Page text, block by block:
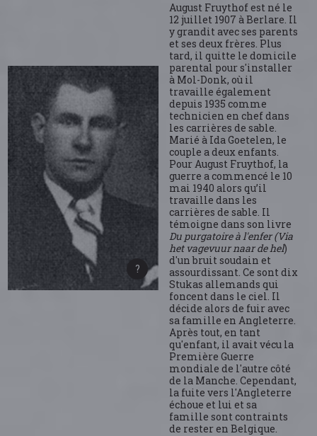
August Fruythof est né le
12 juillet 1907 à Berlare. Il
y grandit avec ses parents
et ses deux frères. Plus
tard, il quitte le domicile
parental pour s'installer
à Mol-Donk, où il
travaille également
depuis 1935 comme
technicien en chef dans
les carrières de sable.
Marié à Ida Goetelen, le
couple a deux enfants.
Pour August Fruythof, la
guerre a commencé le 10
mai 1940 alors qu’il
travaille dans les
carrières de sable. Il
témoigne dans son livre
Du purgatoire à l'enfer (Via
het vagevuur naar de hel)
d'un bruit soudain et
assourdissant. Ce sont dix
Stukas allemands qui
foncent dans le ciel. Il
décide alors de fuir avec
sa famille en Angleterre.
Après tout, en tant
qu'enfant, il avait vécu la
Première Guerre
mondiale de l'autre côté
de la Manche. Cependant,
la fuite vers l'Angleterre
échoue et lui et sa
famille sont contraints
de rester en Belgique.